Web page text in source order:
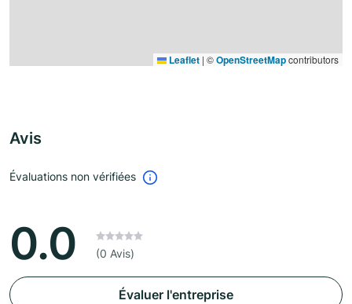
Leaflet | ©OpenStreetMapcontributors
Avis
Évaluations non vérifiées
0.0 (0 Avis)
Évaluer l'entreprise